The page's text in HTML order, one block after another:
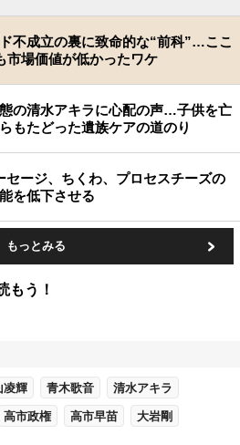
不成立の裏に致命的な“前科”…ここ
市場価値が低かったワケ
の清水アキラに心配の声…子供を亡
もたどった遺族ケアの道のり
セージ、ちくわ、プロセスチーズの
を低下させる
もっとみる
もう！
凌輝 青木歌音 清水アキラ
高市政権 高市早苗 大岩剛